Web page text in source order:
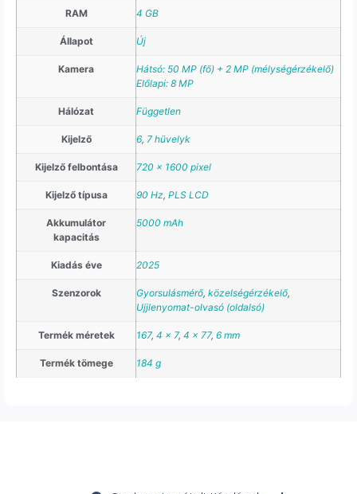
RAM 4 GB
Állapot Új
Kamera
Hátsó: 50 MP (fő) + 2 MP (mélységérzékelő)
Előlapi: 8 MP
Hálózat Független
Kijelző 6, 7 hüvelyk
Kijelző felbontása 720 x 1600 pixel
Kijelző típusa 90 Hz, PLS LCD
Akkumulátor
kapacitás
5000 mAh
Kiadás éve 2025
Szenzorok Gyorsulásmérő, közelségérzékelő,
Ujjlenyomat-olvasó (oldalsó)
Termék méretek 167, 4 x 7, 4 x 77, 6 mm
Termék tömege 184 g